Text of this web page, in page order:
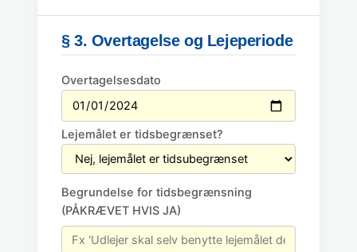
§ 3. Overtagelse og Lejeperiode
Overtagelsesdato
Lejemålet er tidsbegrænset?
Begrundelse for tidsbegrænsning
(PÅKRÆVET HVIS JA)